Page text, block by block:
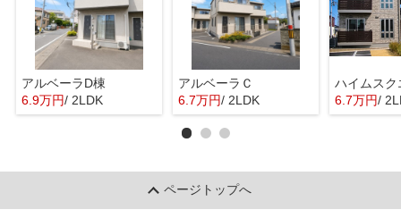
アルベーラD棟
6.9万円/ 2LDK
アルベーラＣ
6.7万円/ 2LDK 6.7万円/
ページトップへ